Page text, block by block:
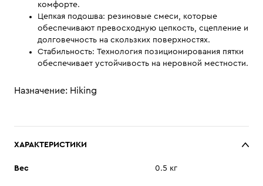
комфорте.
Цепкая подошва: резиновые смеси, которые
обеспечивают превосходную цепкость, сцепление и
долговечность на скользких поверхностях.
Стабильность: Технология позиционирования пятки
обеспечивает устойчивость на неровной местности.
Назначение: Hiking
ХАРАКТЕРИСТИКИ
Вес 0.5 кг